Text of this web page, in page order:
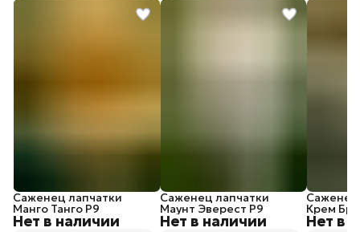
Нет в наличии
Саженец лапчатки
Манго Танго P9
Нет в наличии
Саженец лапчатки
Маунт Эверест P9
Нет в
Саженец
Крем